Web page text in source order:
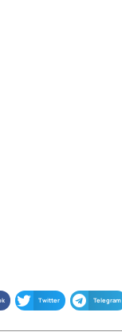
Twitter Telegram